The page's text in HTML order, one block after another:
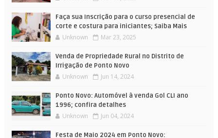
Faça sua Inscrição para o curso presencial de
corte e costura para iniciantes; Saiba Mais
Unknown Mar 23, 2025
Venda de Propriedade Rural no Distrito de
Irrigação de Ponto Novo
Unknown Jun 14, 2024
Ponto Novo: Automóvel à venda Gol CLI ano
1996; confira detalhes
Unknown Jun 04, 2024
Festa de Maio 2024 em Ponto Novo: